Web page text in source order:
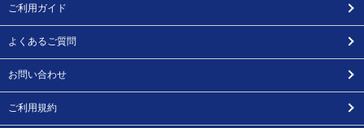
ご利用ガイド
よくあるご質問
お問い合わせ
ご利用規約